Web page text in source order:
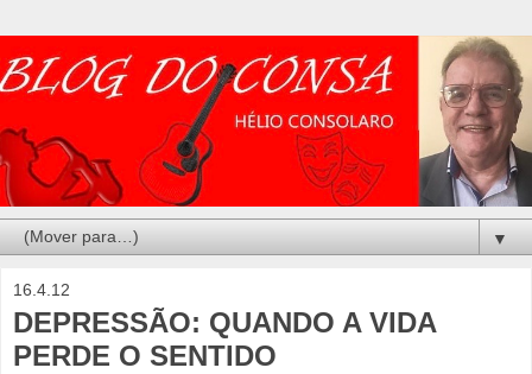
▼
16.4.12
DEPRESSÃO: QUANDO A VIDA
PERDE O SENTIDO